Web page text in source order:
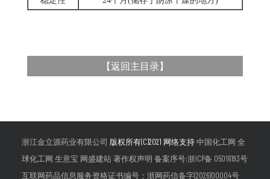
【返回主目录】
浙江金立源药业有限公司 版权所有(C)2021 网络支持中国化工网 全
球化工网 生意宝 网盛建站著作权声明 备案序号:浙ICP备 05016193号
互联网药品信息服务资格证书编号：浙网药信备字(2026)00004号